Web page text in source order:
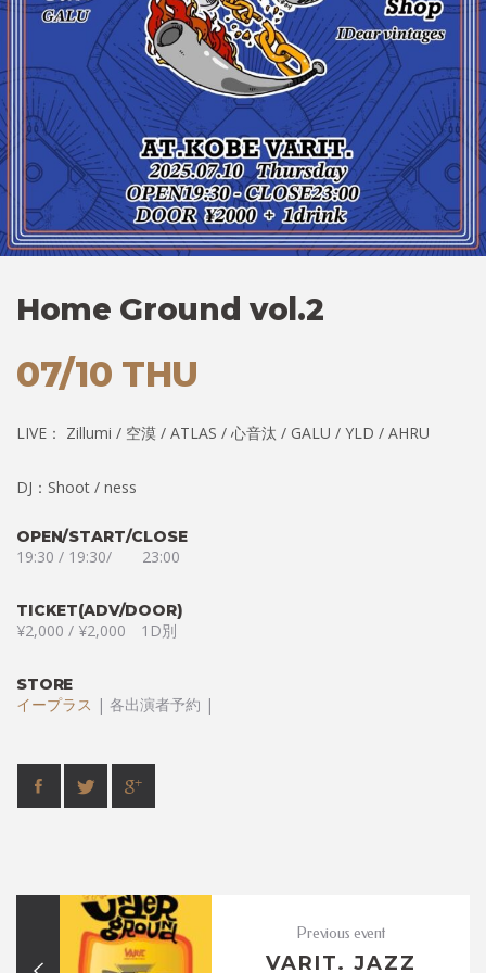
Home Ground vol.2
07/10 THU
LIVE： Zillumi / 空漠 / ATLAS / 心音汰 / GALU / YLD / AHRU
DJ：Shoot / ness
OPEN/START/CLOSE
19:30 / 19:30/ 23:00
TICKET(ADV/DOOR)
¥2,000 / ¥2,000 1D別
STORE
イープラス | 各出演者予約 |
Previous event
VARIT. JAZZ